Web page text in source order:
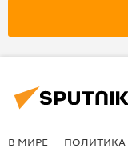
В МИРЕ ПОЛИТИКА